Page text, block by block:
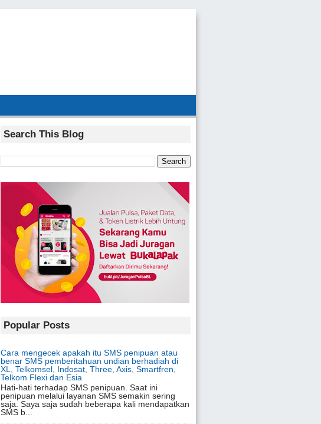
Search This Blog
Popular Posts
Cara mengecek apakah itu SMS penipuan atau
benar SMS pemberitahuan undian berhadiah di
XL, Telkomsel, Indosat, Three, Axis, Smartfren,
Telkom Flexi dan Esia
Hati-hati terhadap SMS penipuan. Saat ini
penipuan melalui layanan SMS semakin sering
saja. Saya saja sudah beberapa kali mendapatkan
SMS b...